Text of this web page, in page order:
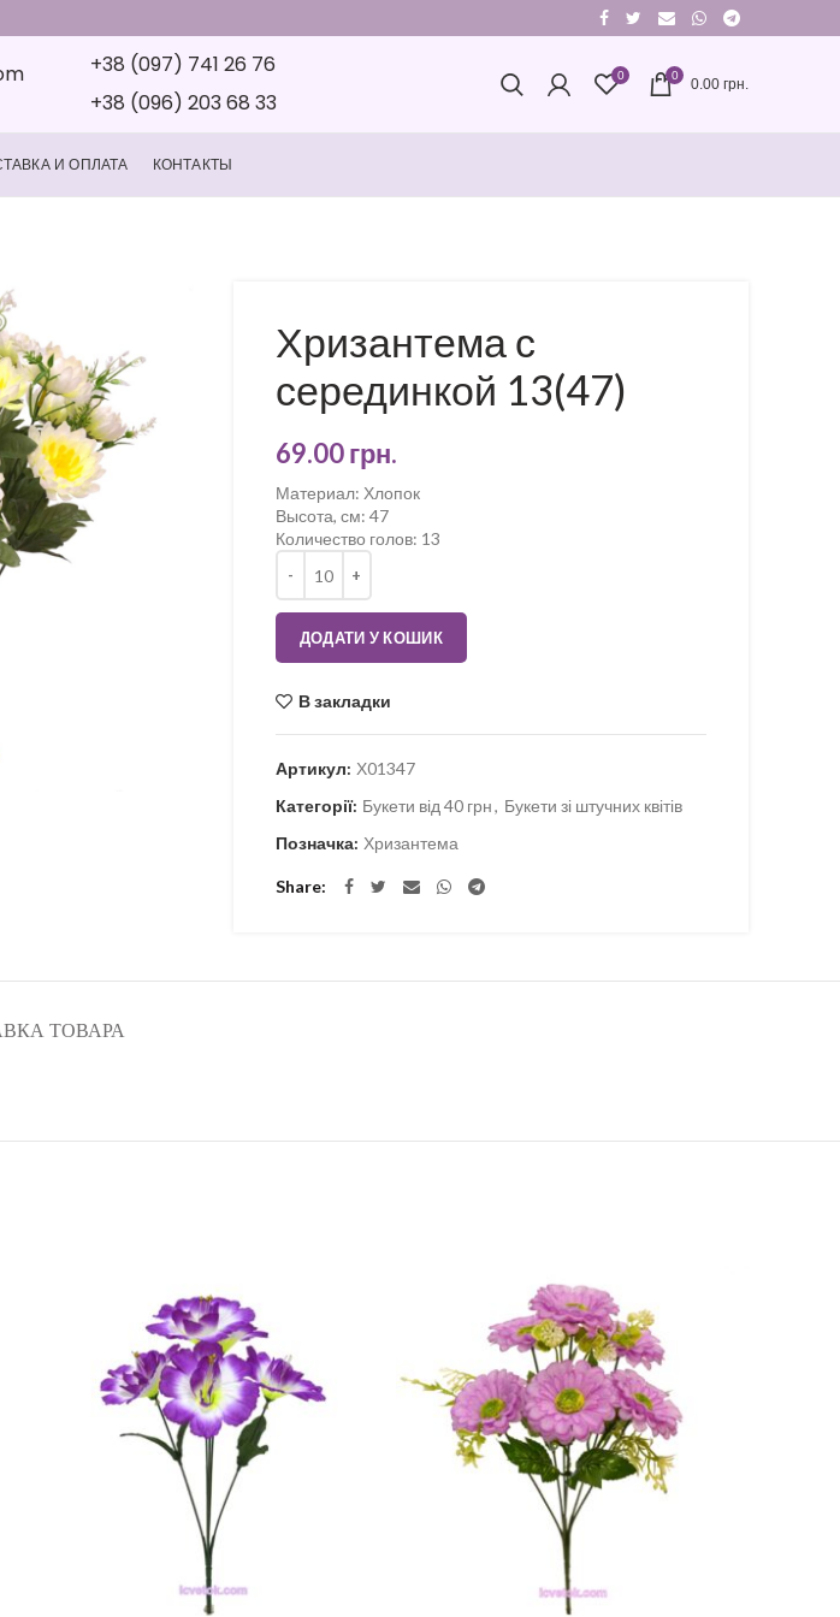
+38 (097) 741 26 76
+38 (096) 203 68 33
0 0
0.00 грн.
И ОПЛАТА КОНТАКТЫ
Хризантема с
серединкой 13(47)
69.00грн.
Материал: Хлопок
Высота, см: 47
Количество голов: 13
ДОДАТИ У КОШИК
В закладки
Артикул: Х01347
Категорії: Букети від 40 грн, Букети зі штучних квітів
Позначка: Хризантема
Share
ТОВАРА